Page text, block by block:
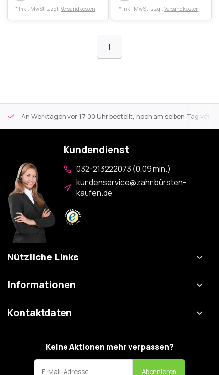
* Inkl. MwSt. zzgl. Versandkosten * Inkl. MwSt. zzgl. Versandkosten
1
An Werktagen vor 17:00 Uhr bestellt, noch am selben Tag
Kundendienst
032-213222073 (0,09 min.)
kundenservice@zahnbürsten-
kaufen.de
Nützliche Links
Informationen
Kontaktdaten
Keine Aktionen mehr verpassen?
Abonnieren